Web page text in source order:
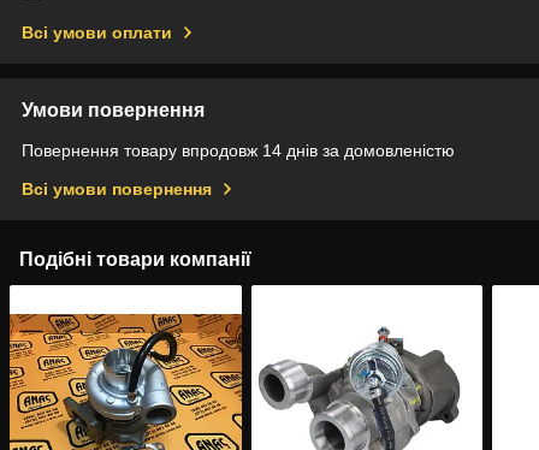
Всі умови оплати
Умови повернення
Повернення товару впродовж 14 днів за домовленістю
Всі умови повернення
Подібні товари компанії